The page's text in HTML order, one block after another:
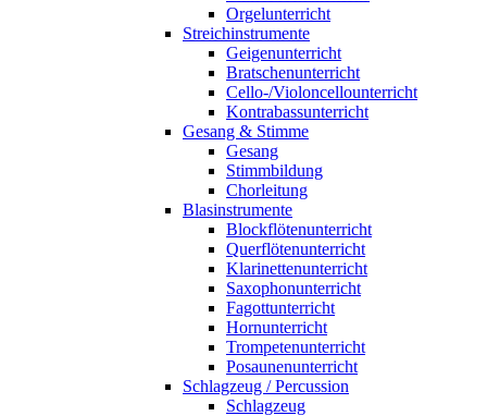
Orgelunterricht
Streichinstrumente
Geigenunterricht
Bratschenunterricht
Cello-/Violoncellounterricht
Kontrabassunterricht
Gesang & Stimme
Gesang
Stimmbildung
Chorleitung
Blasinstrumente
Blockflötenunterricht
Querflötenunterricht
Klarinettenunterricht
Saxophonunterricht
Fagottunterricht
Hornunterricht
Trompetenunterricht
Posaunenunterricht
Schlagzeug / Percussion
Schlagzeug